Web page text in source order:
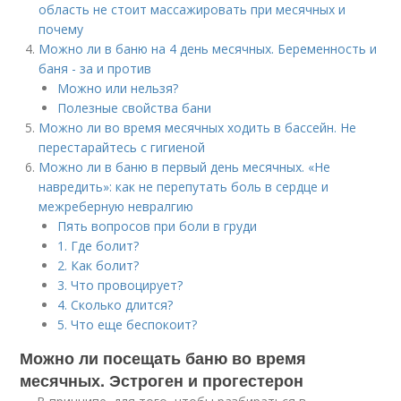
область не стоит массажировать при месячных и
почему
Можно ли в баню на 4 день месячных. Беременность и
баня - за и против
Можно или нельзя?
Полезные свойства бани
Можно ли во время месячных ходить в бассейн. Не
перестарайтесь с гигиеной
Можно ли в баню в первый день месячных. «Не
навредить»: как не перепутать боль в сердце и
межреберную невралгию
Пять вопросов при боли в груди
1. Где болит?
2. Как болит?
3. Что провоцирует?
4. Сколько длится?
5. Что еще беспокоит?
Можно ли посещать баню во время
месячных. Эстроген и прогестерон